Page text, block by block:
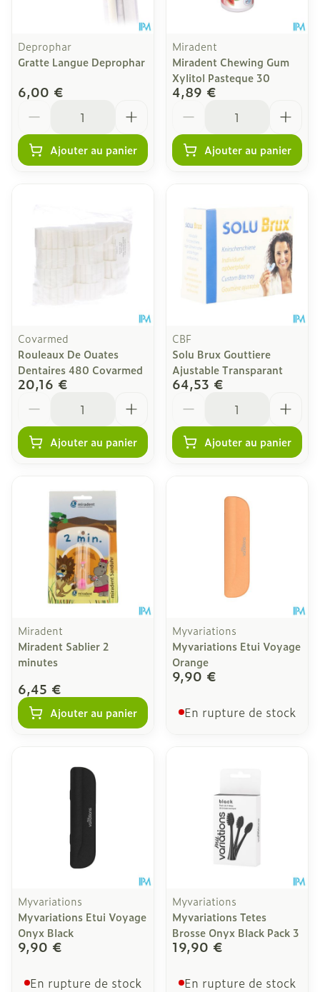
Deprophar
Gratte Langue Deprophar
6,00 €
Ajouter au panier
Miradent
Miradent Chewing Gum
Xylitol Pasteque 30
4,89 €
Ajouter au panier
Covarmed
Rouleaux De Ouates
Dentaires 480 Covarmed
20,16 €
Ajouter au panier
CBF
Solu Brux Gouttiere
Ajustable Transparant
64,53 €
Ajouter au panier
Miradent
Miradent Sablier 2
minutes
6,45 €
Ajouter au panier
Myvariations
Myvariations Etui Voyage
Orange
9,90 €
En rupture de stock
Myvariations
Myvariations Etui Voyage
Onyx Black
9,90 €
En rupture de stock
Myvariations
Myvariations Tetes
Brosse Onyx Black Pack 3
19,90 €
En rupture de stock